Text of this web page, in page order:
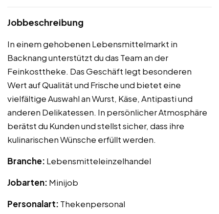
Jobbeschreibung
In einem gehobenen Lebensmittelmarkt in
Backnang unterstützt du das Team an der
Feinkosttheke. Das Geschäft legt besonderen
Wert auf Qualität und Frische und bietet eine
vielfältige Auswahl an Wurst, Käse, Antipasti und
anderen Delikatessen. In persönlicher Atmosphäre
berätst du Kunden und stellst sicher, dass ihre
kulinarischen Wünsche erfüllt werden.
Branche: Lebensmitteleinzelhandel
Jobarten: Minijob
Personalart: Thekenpersonal